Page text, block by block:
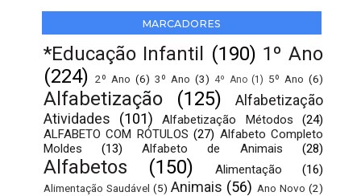
MARCADORES
*Educação Infantil (190) 1º Ano
(224) 2º Ano (6) 3º Ano (3) 4º Ano (1) 5º Ano (6)
Alfabetização (125)
Alfabetização
Atividades
(101) Alfabetização Métodos
(24)
ALFABETO COM RÓTULOS (27) Alfabeto Completo
Moldes
(13) Alfabeto de Animais (28)
Alfabetos (150) Alimentação (16)
Alimentação Saudável (5) Animais (56) Ano Novo (2)